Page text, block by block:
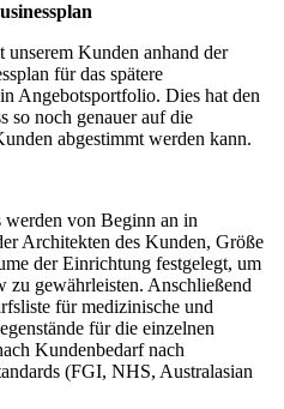
Kunden anhand der
für das spätere
Angebotsportfolio. Dies hat den
so noch genauer auf die
abgestimmt werden kann.
werden von Beginn an in
Architekten des Kunden, Größe
der Einrichtung festgelegt, um
zu gewährleisten. Anschließend
für medizinische und
für die einzelnen
Kundenbedarf nach
(FGI, NHS, Australasian